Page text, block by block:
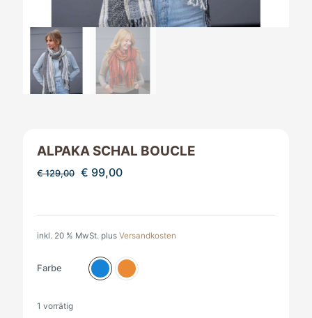
ALPAKA SCHAL BOUCLE
€129,00 Ursprünglicher
€ 99,00Aktueller
inkl. 20 % MwSt. plus Versandkosten
Farbe
1 vorrätig